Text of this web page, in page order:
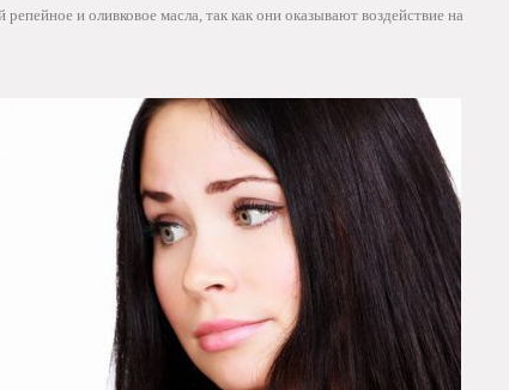
и оливковое масла, так как они оказывают воздействие на